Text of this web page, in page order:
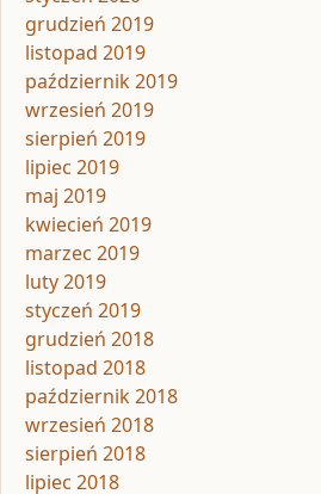
grudzień 2019
listopad 2019
październik 2019
wrzesień 2019
sierpień 2019
lipiec 2019
maj 2019
kwiecień 2019
marzec 2019
luty 2019
styczeń 2019
grudzień 2018
listopad 2018
październik 2018
wrzesień 2018
sierpień 2018
lipiec 2018